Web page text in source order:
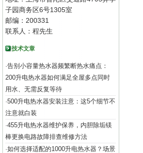
子园商务区6号1305室
邮编：200331
联系人：程先生
技术文章
·告别小容量热水器频繁断热水痛点：
200升电热水器如何满足全屋多点同时
用水、无需反复等待
·500升电热水器安装注意：这5个细节不
注意就白装
·455升电热水器维护保养，内胆除垢镁
棒更换电路故障排查维修方法
·如何选择适配的1000升电热水器？场景